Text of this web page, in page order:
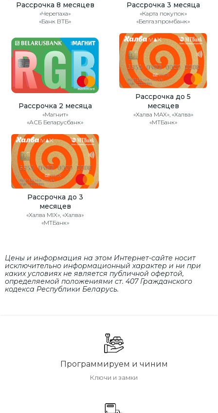
Рассрочка 8 месяцев
«Черепаха»
«Банк ВТБ»
Рассрочка 3 месяца
«Карта покупок»
«Белгазпромбанк»
Рассрочка 2 месяца
«Магнит»
«АСБ Беларусбанк»
Рассрочка до 5
месяцев
«Халва MAX», «Халва»
«МТБанк»
Рассрочка до 3
месяцев
«Халва MIX», «Халва»
«МТБанк»
Цены и информация на этом Интернет-сайте носит
исключительно информационный характер и ни при
каких условиях не является публичной офертой,
определяемой положениями cт. 407 Гражданского
кодекса Республики Беларусь.
Программируем и чиним
Ключи и замки